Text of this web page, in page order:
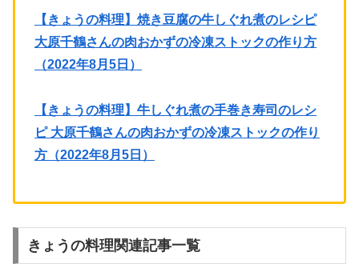
【きょうの料理】焼き豆腐の牛しぐれ煮のレシピ
大原千鶴さんの肉おかずの冷凍ストックの作り方
（2022年8月5日）
【きょうの料理】牛しぐれ煮の手巻き寿司のレシ
ピ 大原千鶴さんの肉おかずの冷凍ストックの作り
方（2022年8月5日）
きょうの料理関連記事一覧